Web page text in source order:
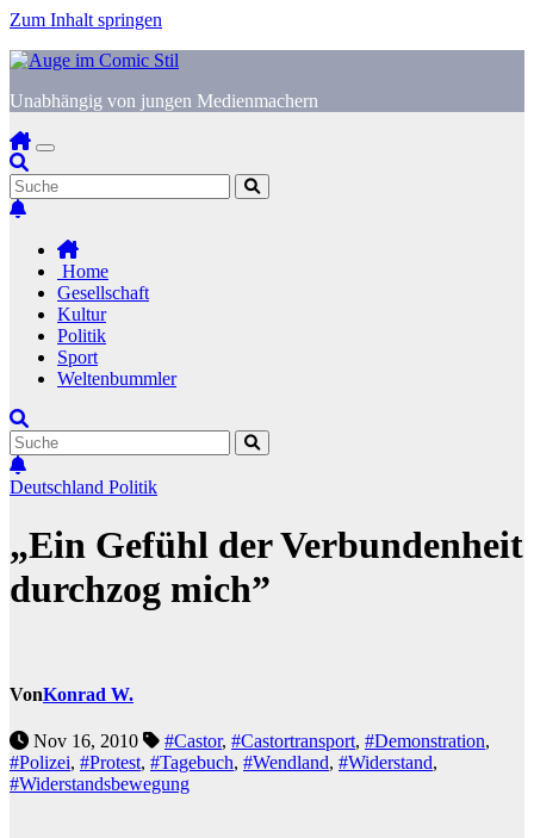
Zum Inhalt springen
Unabhängig von jungen Medienmachern
Home
Gesellschaft
Kultur
Politik
Sport
Weltenbummler
Deutschland Politik
„Ein Gefühl der Verbundenheit
durchzog mich”
VonKonrad W.
Nov 16, 2010 #Castor, #Castortransport, #Demonstration,
#Polizei, #Protest, #Tagebuch, #Wendland, #Widerstand,
#Widerstandsbewegung